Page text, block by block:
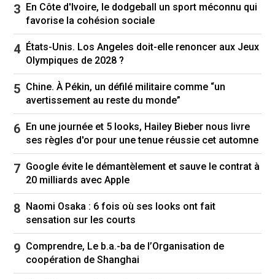
Simple tactique de négociation ou début d'une
longue (et douloureuse) guerre
commerciale?Notre analyste économique
Gérald Fillion offre des pistes de réflexion.
En Côte d'Ivoire, le dodgeball un sport méconnu qui
favorise la cohésion sociale
États-Unis. Los Angeles doit-elle renoncer aux Jeux
Olympiques de 2028 ?
Chine. À Pékin, un défilé militaire comme “un
avertissement au reste du monde”
En une journée et 5 looks, Hailey Bieber nous livre
ses règles d'or pour une tenue réussie cet automne
Google évite le démantèlement et sauve le contrat à
20 milliards avec Apple
Naomi Osaka : 6 fois où ses looks ont fait
sensation sur les courts
Comprendre, Le b.a.-ba de l’Organisation de
coopération de Shanghai